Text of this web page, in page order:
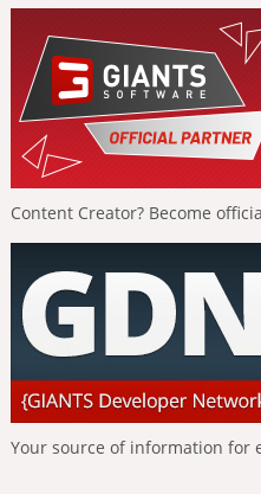
Content Creator? Become
Your source of information for